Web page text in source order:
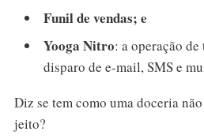
Funil de vendas;e
Yooga Nitro: a operação
disparo de e-mail, SMS e
Diz se tem como uma doceria
jeito?